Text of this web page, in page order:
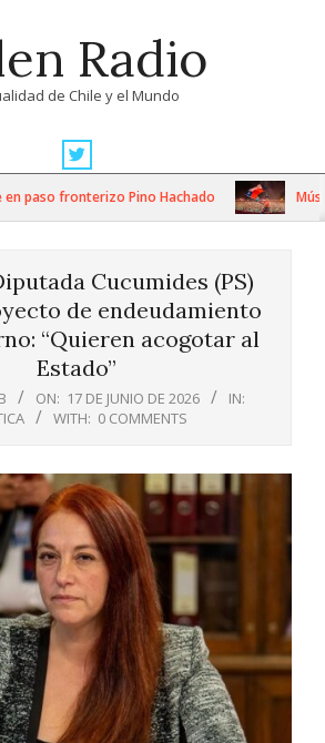
Radio
de Chile y el Mundo
fronterizo Pino Hachado
Cucumides (PS)
de endeudamiento
“Quieren acogotar al
Estado”
ON: 17 DE JUNIO DE 2026
IN:
WITH: 0 COMMENTS